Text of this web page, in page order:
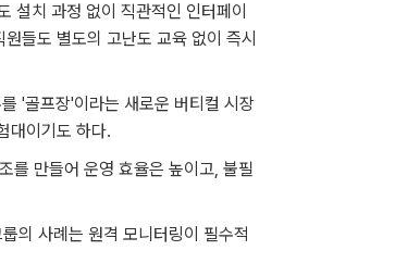
설치 과정 없이 직관적인 인터페이
들도 별도의 고난도 교육 없이 즉시
'골프장'이라는 새로운 버티컬 시장
대이기도 하다.
를 만들어 운영 효율은 높이고, 불필
의 사례는 원격 모니터링이 필수적